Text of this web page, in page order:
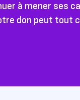
à mener ses
don peut tout